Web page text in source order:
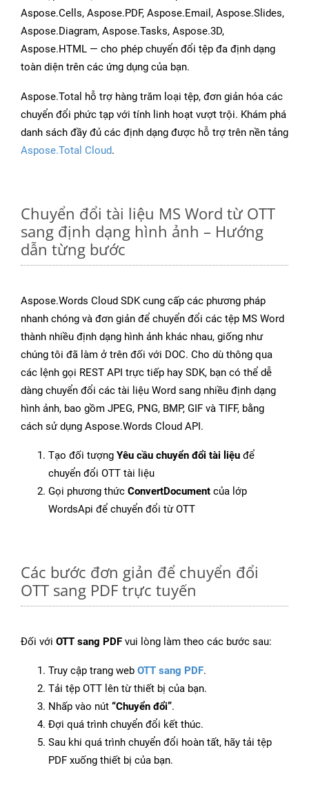
Aspose.Cells, Aspose.PDF, Aspose.Email, Aspose.Slides,
Aspose.Diagram, Aspose.Tasks, Aspose.3D,
Aspose.HTML — cho phép chuyển đổi tệp đa định dạng
toàn diện trên các ứng dụng của bạn.
Aspose.Total hỗ trợ hàng trăm loại tệp, đơn giản hóa các
chuyển đổi phức tạp với tính linh hoạt vượt trội. Khám phá
danh sách đầy đủ các định dạng được hỗ trợ trên nền tảng
Aspose.Total Cloud.
Chuyển đổi tài liệu MS Word từ OTT
sang định dạng hình ảnh – Hướng
dẫn từng bước
Aspose.Words Cloud SDK cung cấp các phương pháp
nhanh chóng và đơn giản để chuyển đổi các tệp MS Word
thành nhiều định dạng hình ảnh khác nhau, giống như
chúng tôi đã làm ở trên đối với DOC. Cho dù thông qua
các lệnh gọi REST API trực tiếp hay SDK, bạn có thể dễ
dàng chuyển đổi các tài liệu Word sang nhiều định dạng
hình ảnh, bao gồm JPEG, PNG, BMP, GIF và TIFF, bằng
cách sử dụng Aspose.Words Cloud API.
Tạo đối tượng Yêu cầu chuyển đổi tài liệu để
chuyển đổi OTT tài liệu
Gọi phương thức ConvertDocument của lớp
WordsApi để chuyển đổi từ OTT
Các bước đơn giản để chuyển đổi
OTT sang PDF trực tuyến
Đối với OTT sang PDF vui lòng làm theo các bước sau:
Truy cập trang web OTT sang PDF.
Tải tệp OTT lên từ thiết bị của bạn.
Nhấp vào nút “Chuyển đổi”.
Đợi quá trình chuyển đổi kết thúc.
Sau khi quá trình chuyển đổi hoàn tất, hãy tải tệp
PDF xuống thiết bị của bạn.